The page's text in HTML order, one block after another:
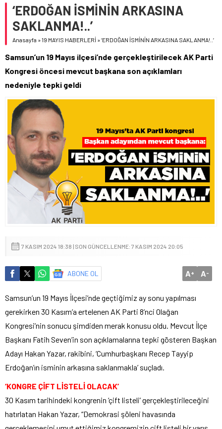
‘ERDOĞAN İSMİNİN ARKASINA
SAKLANMA!..’
Anasayfa »19 MAYIS HABERLERİ »‘ERDOĞAN İSMİNİN ARKASINA SAKLANMA!..’
Samsun’un 19 Mayıs ilçesi’nde gerçekleştirilecek AK Parti
Kongresi öncesi mevcut başkana son açıklamları
nedeniyle tepki geldi
7 KASIM 2024 18:38 | SON GÜNCELLENME: 7 KASIM 2024 20:05
ABONE OL A+ A-
Samsun’un 19 Mayıs İlçesi’nde geçtiğimiz ay sonu yapılması
gerekirken 30 Kasım’a ertelenen AK Parti 8’nci Olağan
Kongresi’nin sonucu şimdiden merak konusu oldu. Mevcut İlçe
Başkanı Fatih Seven’in son açıklamalarına tepki gösteren Başkan
Adayı Hakan Yazar, rakibini, ‘Cumhurbaşkanı Recep Tayyip
Erdoğan’ın isminin arkasına saklanmakla’ suçladı.
‘KONGRE ÇİFT LİSTELİ OLACAK’
30 Kasım tarihindeki kongrenin ‘çift listeli’ gerçekleştirileceğini
hatırlatan Hakan Yazar, “Demokrasi şöleni havasında